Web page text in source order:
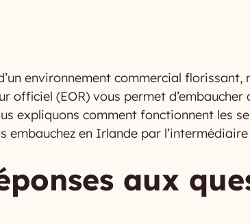
environnement commercial florissant,
officiel (EOR) vous permet d’embaucher
expliquons comment fonctionnent les
en Irlande par l’intermédiaire
aux